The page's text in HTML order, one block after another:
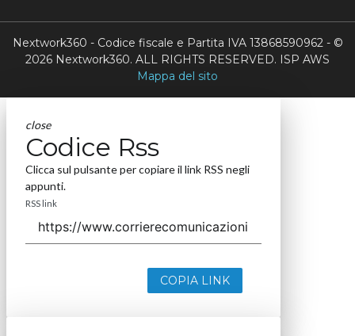
Nextwork360 - Codice fiscale e Partita IVA 13868590962 - ©
2026 Nextwork360. ALL RIGHTS RESERVED. ISP AWS
Mappa del sito
close
Codice Rss
Clicca sul pulsante per copiare il link RSS negli
appunti.
RSS link
COPIA LINK